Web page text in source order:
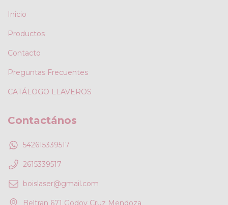
Inicio
Productos
Contacto
Preguntas Frecuentes
CATÁLOGO LLAVEROS
Contactános
542615339517
2615339517
boislaser@gmail.com
Beltran 671 Godoy Cruz Mendoza